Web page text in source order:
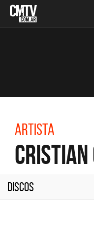
Artista
Cristian
Discos